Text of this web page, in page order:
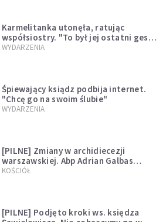
Karmelitanka utonęła, ratując
współsiostry. "To był jej ostatni gest
miłości"
WYDARZENIA
Śpiewający ksiądz podbija internet.
"Chcę go na swoim ślubie"
WYDARZENIA
[PILNE] Zmiany w archidiecezji
warszawskiej. Abp Adrian Galbas
wręczył dekrety nowym proboszczom
KOŚCIÓŁ
[PILNE] Podjęto kroki ws. księdza